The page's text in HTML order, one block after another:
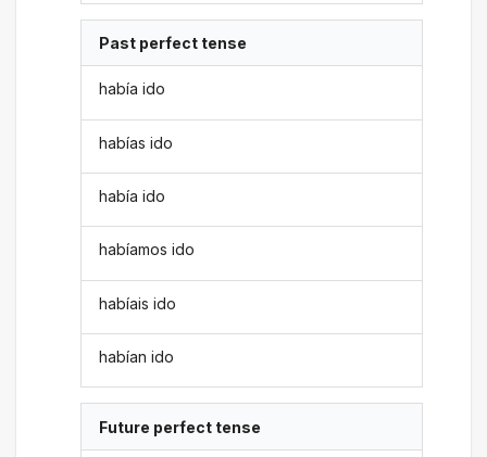
Past perfect tense
había ido
habías ido
había ido
habíamos ido
habíais ido
habían ido
Future perfect tense